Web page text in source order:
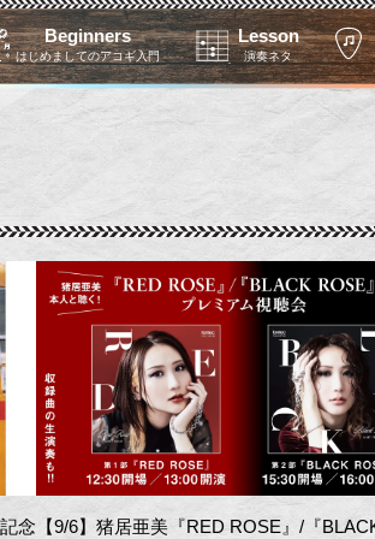
Beginners
はじめましてのアコギ入門
Lesson
演奏ネタ
念【9/6】猪居亜美『RED ROSE』/『